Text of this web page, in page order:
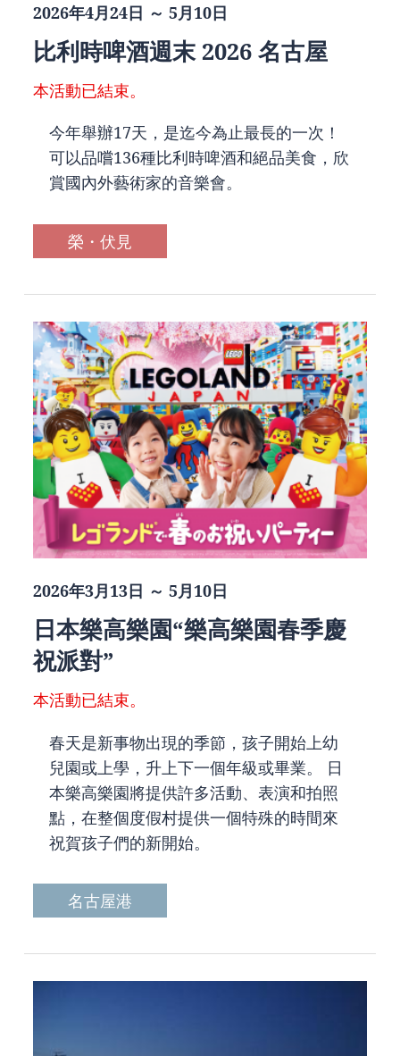
2026年4月24日 ～ 5月10日
比利時啤酒週末 2026 名古屋
本活動已結束。
今年舉辦17天，是迄今為止最長的一次！
可以品嚐136種比利時啤酒和絕品美食，欣
賞國內外藝術家的音樂會。
榮・伏見
2026年3月13日 ～ 5月10日
日本樂高樂園“樂高樂園春季慶
祝派對”
本活動已結束。
春天是新事物出現的季節，孩子開始上幼
兒園或上學，升上下一個年級或畢業。 日
本樂高樂園將提供許多活動、表演和拍照
點，在整個度假村提供一個特殊的時間來
祝賀孩子們的新開始。
名古屋港